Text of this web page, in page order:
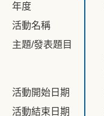
年度
活動名稱
主題/發表題目
活動開始日期
活動結束日期